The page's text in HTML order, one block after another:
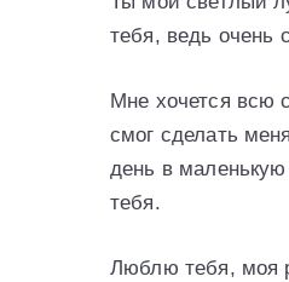
тебя, ведь очень
Мне хочется всю
смог сделать
день в
тебя.
Люблю тебя, моя